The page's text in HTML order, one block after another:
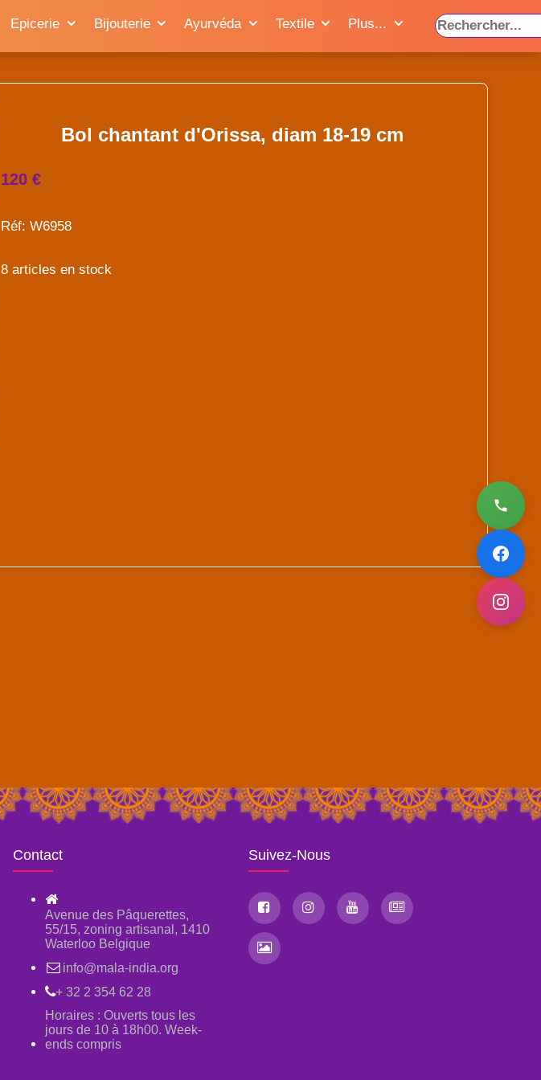
Epicerie Bijouterie Ayurvéda Textile Plus...
Bol chantant d'Orissa, diam 18-19 cm
120 €
Réf: W6958
8 articles en stock
Contact
Avenue des Pâquerettes,
55/15, zoning artisanal, 1410
Waterloo Belgique
info@mala-india.org
+ 32 2 354 62 28
Horaires : Ouverts tous les
jours de 10 à 18h00. Week-
ends compris
Suivez-Nous